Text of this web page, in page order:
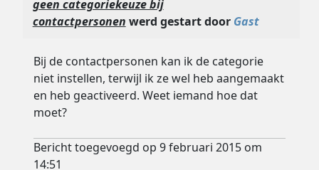
geen categoriekeuze bij
contactpersonen werd gestart door Gast
Bij de contactpersonen kan ik de categorie
niet instellen, terwijl ik ze wel heb aangemaakt
en heb geactiveerd. Weet iemand hoe dat
moet?
Bericht toegevoegd op 9 februari 2015 om
14:51